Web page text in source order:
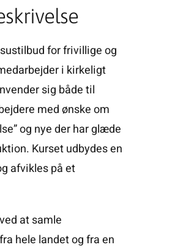
for frivillige og
i kirkeligt
sig både til
med ønske om
og nye der har glæde
Kurset udbydes en
afvikles på et
at samle
hele landet og fra en